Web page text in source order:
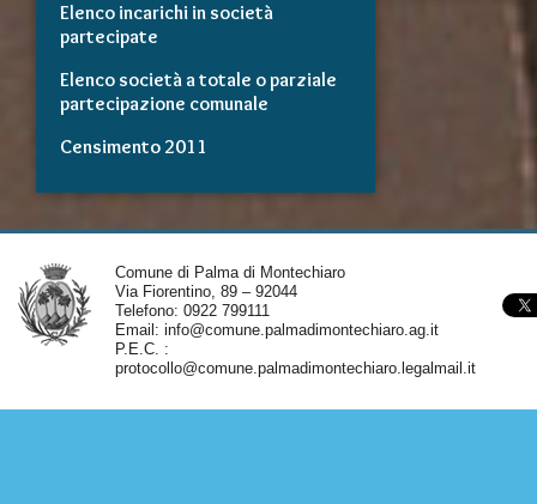
Elenco incarichi in società
partecipate
Elenco società a totale o parziale
partecipazione comunale
Censimento 2011
Comune di Palma di Montechiaro
Via Fiorentino, 89 – 92044
Telefono: 0922 799111
Email: info@comune.palmadimontechiaro.ag.it
P.E.C. :
protocollo@comune.palmadimontechiaro.legalmail.it